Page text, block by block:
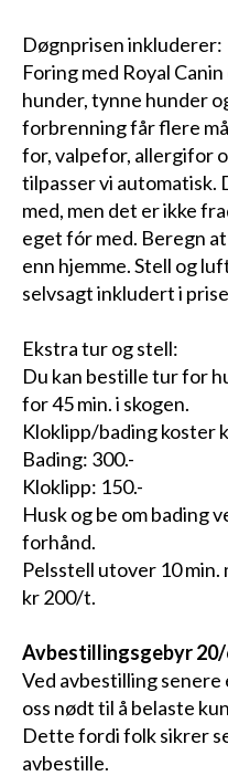
Døgnprisen inkluderer:
Foring med Royal
hunder, tynne hunder
forbrenning får flere
for, valpefor, allergifor
tilpasser vi automatisk.
med, men det er ikke
eget fór med. Beregn
enn hjemme. Stell og
selvsagt inkludert i
Ekstra tur og stell:
Du kan bestille tur for
for 45 min. i skogen.
Kloklipp/bading koster
Bading: 300.-
Kloklipp: 150.-
Husk og be om bading
forhånd.
Pelsstell utover 10
kr 200/t.
Avbestillingsgebyr
Ved avbestilling senere
oss nødt til å belaste
Dette fordi folk sikrer
avbestille.